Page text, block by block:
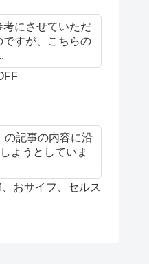
にさせていただ
すが、こちらの
の記事の内容に沿
ようとしていま
おサイフ、セルス